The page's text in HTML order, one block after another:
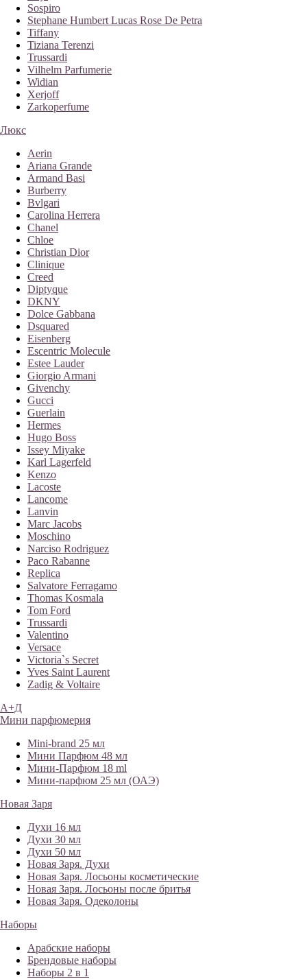
Sospiro
Stephane Humbert Lucas Rose De Petra
Tiffany
Tiziana Terenzi
Trussardi
Vilhelm Parfumerie
Widian
Xerjoff
Zarkoperfume
Люкс
Aerin
Ariana Grande
Armand Basi
Burberry
Bvlgari
Carolina Herrera
Chanel
Chloe
Christian Dior
Clinique
Creed
Diptyque
DKNY
Dolce Gabbana
Dsquared
Eisenberg
Escentric Molecule
Estee Lauder
Giorgio Armani
Givenchy
Gucci
Guerlain
Hermes
Hugo Boss
Issey Miyake
Karl Lagerfeld
Kenzo
Lacoste
Lancome
Lanvin
Marc Jacobs
Moschino
Narciso Rodriguez
Paco Rabanne
Replica
Salvatore Ferragamo
Thomas Kosmala
Tom Ford
Trussardi
Valentino
Versace
Victoria`s Secret
Yves Saint Laurent
Zadig & Voltaire
А+Д
Мини парфюмерия
Mini-brand 25 мл
Мини Парфюм 48 мл
Мини-Парфюм 18 ml
Мини-парфюм 25 мл (ОАЭ)
Новая Заря
Духи 16 мл
Духи 30 мл
Духи 50 мл
Новая Заря. Духи
Новая Заря. Лосьоны косметические
Новая Заря. Лосьоны после бритья
Новая Заря. Одеколоны
Наборы
Арабские наборы
Брендовые наборы
Наборы 2 в 1